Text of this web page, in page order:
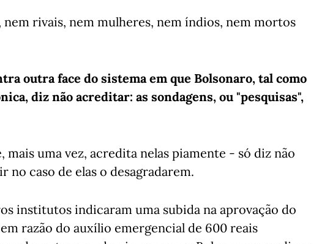
rivais, nem mulheres, nem índios, nem mortos
outra face do sistema em que Bolsonaro, tal como
diz não acreditar: as sondagens, ou "pesquisas",
mais uma vez, acredita nelas piamente - só diz não
no caso de elas o desagradarem.
institutos indicaram uma subida na aprovação do
razão do auxílio emergencial de 600 reais